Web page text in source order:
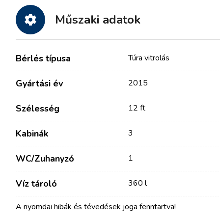
Műszaki adatok
Bérlés típusa Túra vitrolás
Gyártási év 2015
Szélesség 12 ft
Kabinák 3
WC/Zuhanyzó 1
Víz tároló 360 l
A nyomdai hibák és tévedések joga fenntartva!
Kapcsolat
Hírek / Blog
Partnerek
GYIK
Flottánk
Vitorlás Hajók
Motoros katamaránok